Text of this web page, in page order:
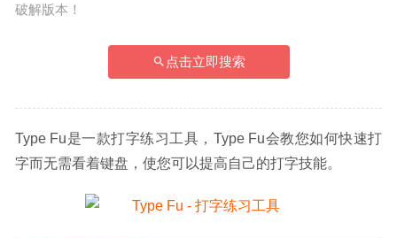
破解版本！
点击立即搜索
Type Fu是一款打字练习工具，Type Fu会教您如何快速打
字而无需看着键盘，使您可以提高自己的打字技能。